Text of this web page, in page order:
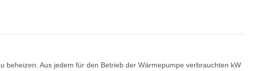
Aus jedem für den Betrieb der Wärmepumpe verbrauchten kW